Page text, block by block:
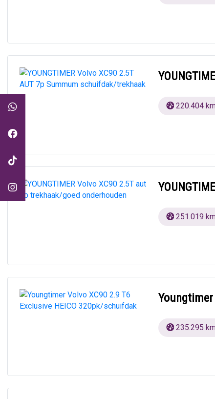
220.404
251.019
235.295